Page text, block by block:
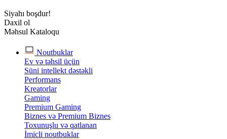
Siyahı boşdur!
Daxil ol
Məhsul Kataloqu
Noutbuklar
Ev və təhsil üçün
Süni intellekt dəstəkli
Performans
Kreatorlar
Gaming
Premium Gaming
Biznes və Premium Biznes
Toxunuşlu və qatlanan
İmicli noutbuklar